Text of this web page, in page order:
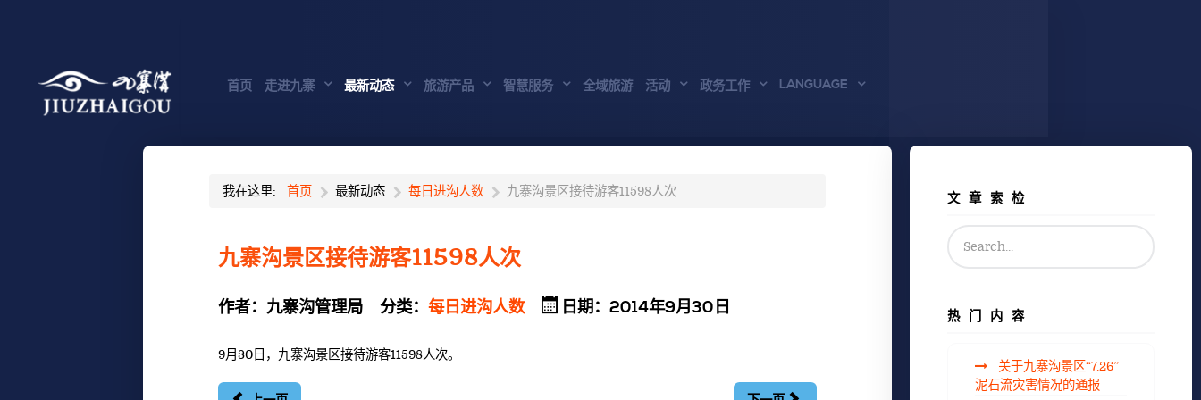
首页 走进九寨 最新动态 旅游产品 智慧服务 全域旅游 活动 政务工作 LANGUAGE
我在这里: 首页 最新动态 每日进沟人数 九寨沟景区接待游客11598人次
九寨沟景区接待游客11598人次
作者： 九寨沟管理局 分类： 每日进沟人数 日期：2014年9月30日
9月30日，九寨沟景区接待游客11598人次。
文章索检
热门内容
关于九寨沟景区“7.26”
泥石流灾害情况的通报